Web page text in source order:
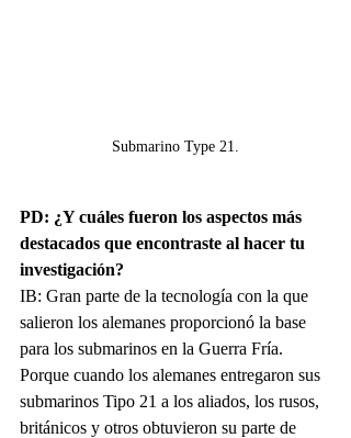
Submarino Type 21.
PD: ¿Y cuáles fueron los aspectos más
destacados que encontraste al hacer tu
investigación?
IB: Gran parte de la tecnología con la que
salieron los alemanes proporcionó la base
para los submarinos en la Guerra Fría.
Porque cuando los alemanes entregaron sus
submarinos Tipo 21 a los aliados, los rusos,
británicos y otros obtuvieron su parte de